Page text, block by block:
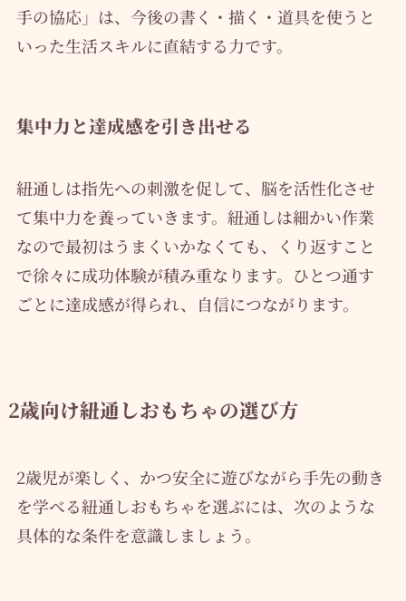
手の協応」は、今後の書く・描く・道具を使うと
いった生活スキルに直結する力です。
集中力と達成感を引き出せる
紐通しは指先への刺激を促して、脳を活性化させ
て集中力を養っていきます。紐通しは細かい作業
なので最初はうまくいかなくても、くり返すこと
で徐々に成功体験が積み重なります。ひとつ通す
ごとに達成感が得られ、自信につながります。
2歳向け紐通しおもちゃの選び方
2歳児が楽しく、かつ安全に遊びながら手先の動き
を学べる紐通しおもちゃを選ぶには、次のような
具体的な条件を意識しましょう。